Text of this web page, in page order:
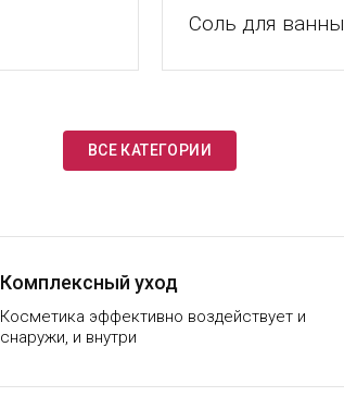
Соль для ванны
ВСЕ КАТЕГОРИИ
Комплексный уход
Косметика эффективно воздействует и
снаружи, и внутри